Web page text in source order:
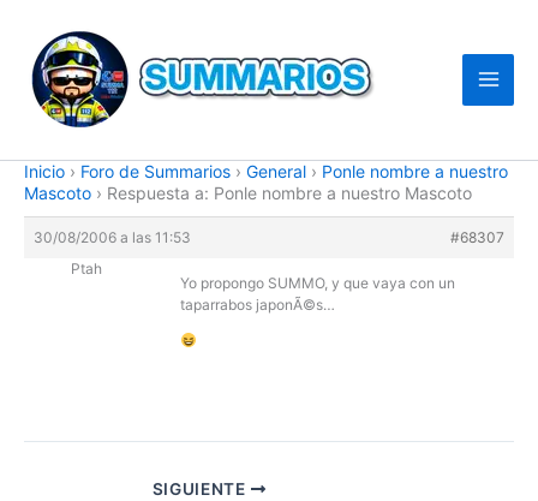
contenido
Inicio › Foro de Summarios › General › Ponle nombre a nuestro
Mascoto › Respuesta a: Ponle nombre a nuestro Mascoto
30/08/2006 a las 11:53
#68307
Ptah
Yo propongo SUMMO, y que vaya con un
taparrabos japonÃ©s…
SIGUIENTE